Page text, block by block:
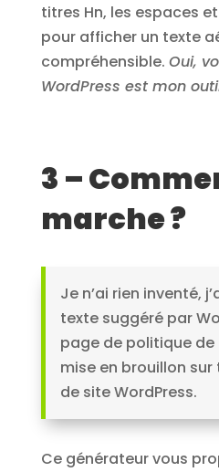
titres Hn, les espaces
pour afficher un texte
compréhensible. Oui,
WordPress est mon
3 –
marche ?
Je n’ai rien inventé,
texte suggéré par
page de politique
mise en brouillon
de site WordPress.
Ce générateur vous